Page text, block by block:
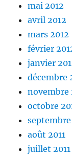
mai 2012
avril 2012
mars 2012
février
janvier
décembre
novembre
octobre
septembre
août 2011
juillet 2011